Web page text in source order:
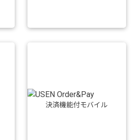
決済機能付モバイル